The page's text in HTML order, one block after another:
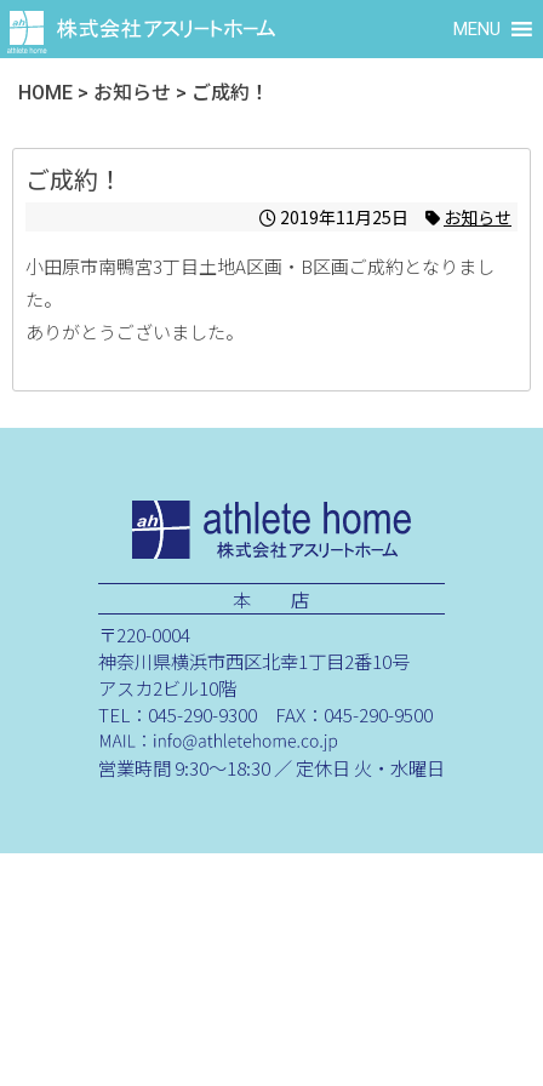
MENU
HOME > お知らせ > ご成約！
ご成約！
2019年11月25日 お知らせ
小田原市南鴨宮3丁目土地A区画・B区画ご成約となりまし
た。
ありがとうございました。
本 店
〒220-0004
神奈川県横浜市西区北幸1丁目2番10号
アスカ2ビル10階
TEL：045-290-9300 FAX：045-290-9500
営業時間 9:30～18:30 ／ 定休日 火・水曜日